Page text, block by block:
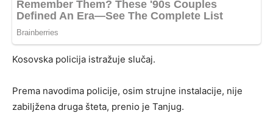
Kosovska policija istražuje slučaj.
Prema navodima policije, osim strujne instalacije, nije
zabiljžena druga šteta, prenio je Tanjug.